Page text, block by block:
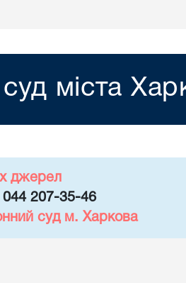
міста
джерел
044 207-35-46
суд м. Харкова